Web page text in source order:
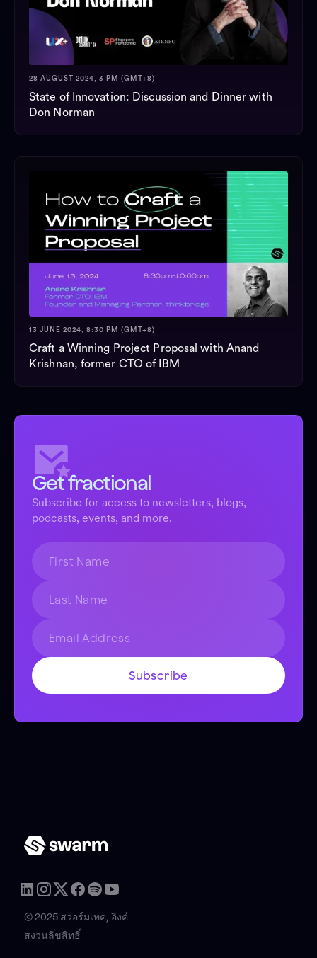
28 AUGUST 2024, 3 PM (GMT+8)
State of Innovation: Discussion and Dinner with
Don Norman
13 JUNE 2024, 8:30 PM (GMT+8)
Craft a Winning Project Proposal with Anand
Krishnan, former CTO of IBM
Get fractional
Subscribe for access to newsletters, blogs,
podcasts, events, and more.
© 2025 สวอร์มเทค, อิงค์
สงวนลิขสิทธิ์